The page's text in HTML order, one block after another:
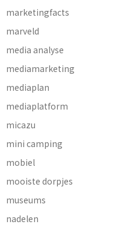
marketingfacts
marveld
media analyse
mediamarketing
mediaplan
mediaplatform
micazu
mini camping
mobiel
mooiste dorpjes
museums
nadelen